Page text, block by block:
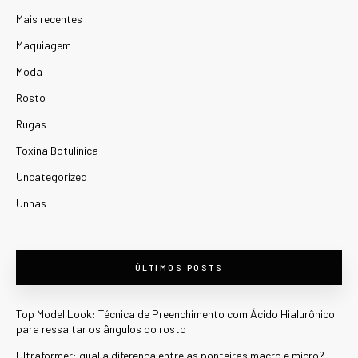
Mais recentes
Maquiagem
Moda
Rosto
Rugas
Toxina Botulínica
Uncategorized
Unhas
ÚLTIMOS POSTS
Top Model Look: Técnica de Preenchimento com Ácido Hialurônico
para ressaltar os ângulos do rosto
Ultraformer: qual a diferença entre as ponteiras macro e micro?